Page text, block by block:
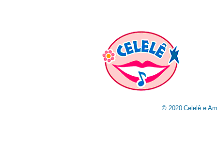
© 2020 Celelê e